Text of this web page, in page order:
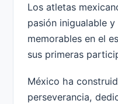
Los atletas
pasión inigualable
memorables en el
sus primeras
México ha
perseverancia,